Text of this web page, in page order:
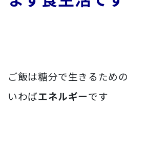
ご飯は糖分で生きるための
いわばエネルギーです